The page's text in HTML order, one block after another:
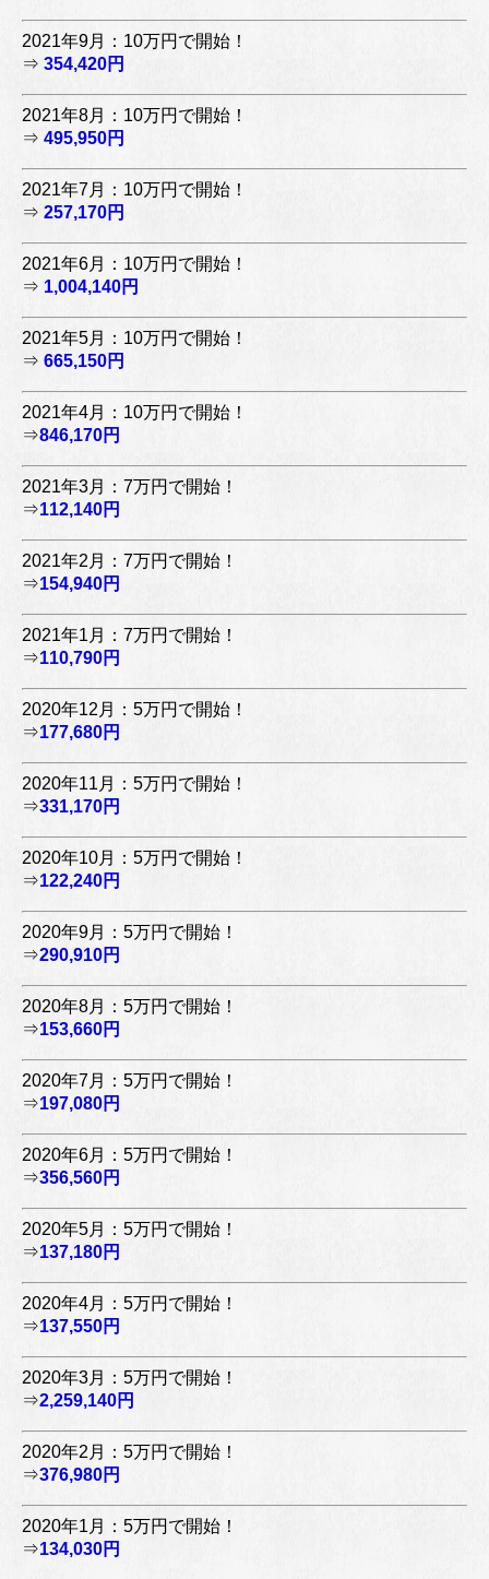
2021年9月：10万円で開始！
⇒ 354,420円
2021年8月：10万円で開始！
⇒ 495,950円
2021年7月：10万円で開始！
⇒ 257,170円
2021年6月：10万円で開始！
⇒ 1,004,140円
2021年5月：10万円で開始！
⇒ 665,150円
2021年4月：10万円で開始！
⇒846,170円
2021年3月：7万円で開始！
⇒112,140円
2021年2月：7万円で開始！
⇒154,940円
2021年1月：7万円で開始！
⇒110,790円
2020年12月：5万円で開始！
⇒177,680円
2020年11月：5万円で開始！
⇒331,170円
2020年10月：5万円で開始！
⇒122,240円
2020年9月：5万円で開始！
⇒290,910円
2020年8月：5万円で開始！
⇒153,660円
2020年7月：5万円で開始！
⇒197,080円
2020年6月：5万円で開始！
⇒356,560円
2020年5月：5万円で開始！
⇒137,180円
2020年4月：5万円で開始！
⇒137,550円
2020年3月：5万円で開始！
⇒2,259,140円
2020年2月：5万円で開始！
⇒376,980円
2020年1月：5万円で開始！
⇒134,030円